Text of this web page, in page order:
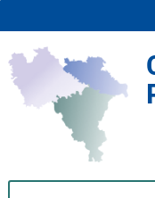
Cerca su "Catalogo"